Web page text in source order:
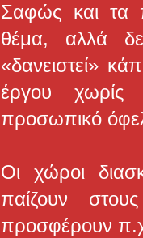
Σαφώς και τα
θέμα, αλλά
«δανειστεί»
έργου χωρίς
προσωπικό
Οι χώροι
παίζουν
προσφέρουν